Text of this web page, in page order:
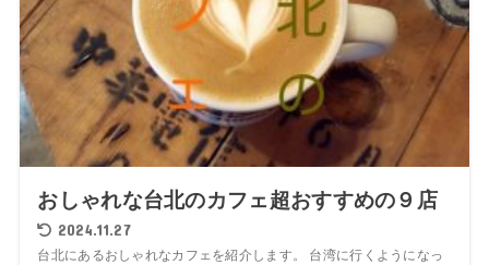
おしゃれな台北のカフェ超おすすめの９店
2024.11.27
台北にあるおしゃれなカフェを紹介します。 台湾に行くようになっ